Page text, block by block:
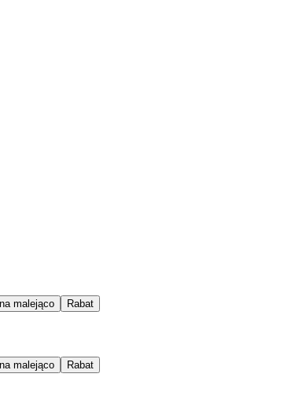
malejąco Rabat
malejąco Rabat